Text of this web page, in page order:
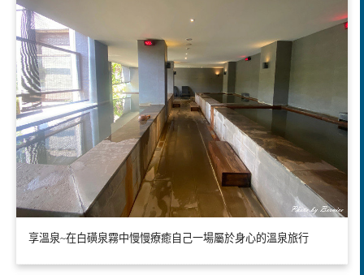
享溫泉~在白磺泉霧中慢慢療癒自己一場屬於身心的溫泉旅行